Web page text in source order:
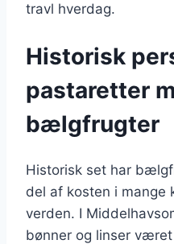
travl hverdag.
Historisk
pastaretter
bælgfrugter
Historisk set har
del af kosten i mange
verden. I
bønner og linser